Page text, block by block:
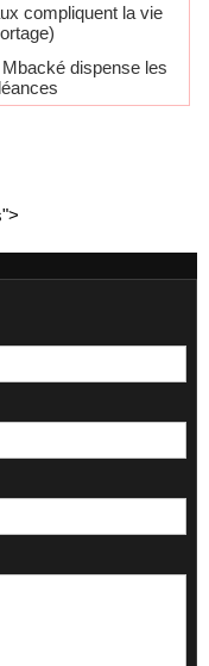
compliquent la vie
dispense les